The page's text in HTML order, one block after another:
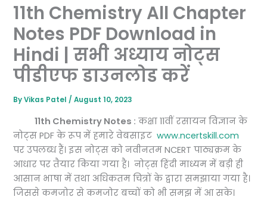
11th Chemistry All Chapter
Notes PDF Download in
Hindi | सभी अध्याय नोट्स
पीडीएफ डाउनलोड करें
ByVikas Patel/August 10, 2023
11th Chemistry Notes : कक्षा 11वीं रसायन विज्ञान के
नोट्स PDF के रूप में हमारे वेबसाइटwww.ncertskill.com
पर उपलब्ध हैं। इस नोट्स को नवीनतम NCERT पाठ्यक्रम के
आधार पर तैयार किया गया है। नोट्स हिंदी माध्यम में बड़ी ही
आसान भाषा में तथा अधिकतम चित्रों के द्वारा समझाया गया है।
जिससे कमजोर से कमजोर बच्चों को भी समझ में आ सके।